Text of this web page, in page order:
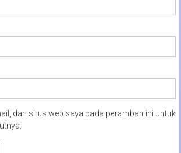
dan situs web saya pada peramban ini untuk